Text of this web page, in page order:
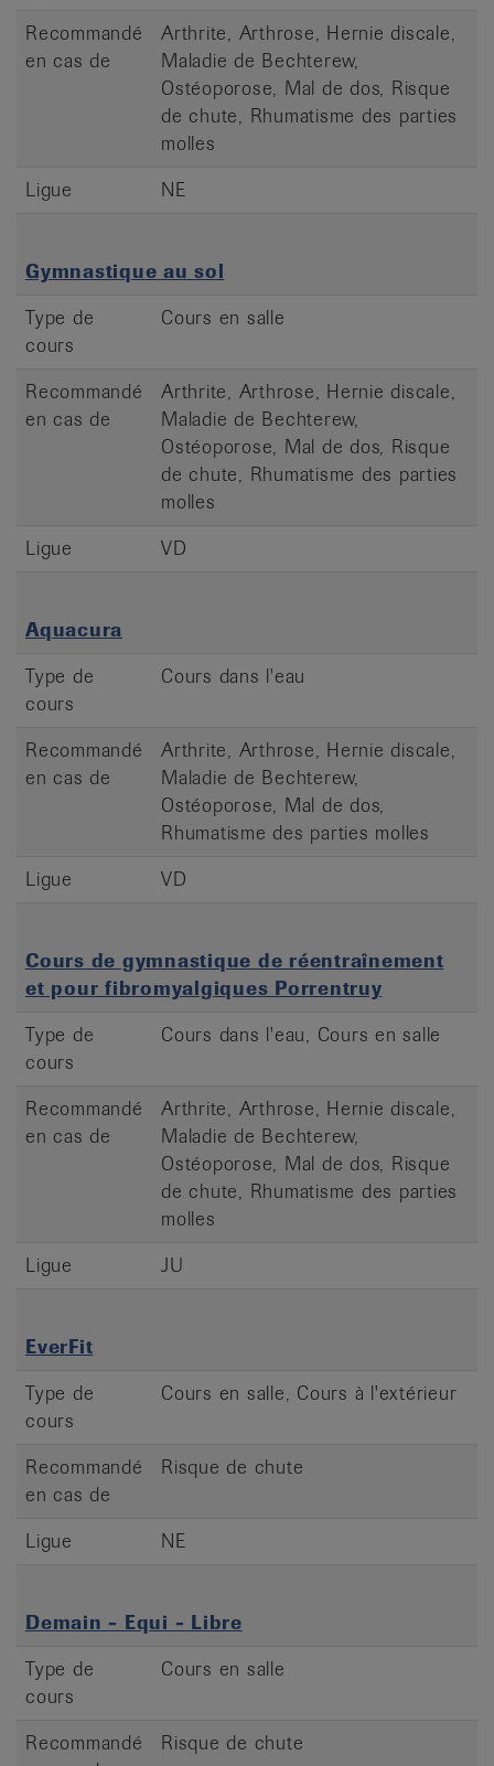
Recommandé
en cas de
Arthrite, Arthrose, Hernie discale,
Maladie de Bechterew,
Ostéoporose, Mal de dos, Risque
de chute, Rhumatisme des parties
molles
Ligue
NE
Gymnastique au sol
Type de
cours
Cours en salle
Recommandé
en cas de
Arthrite, Arthrose, Hernie discale,
Maladie de Bechterew,
Ostéoporose, Mal de dos, Risque
de chute, Rhumatisme des parties
molles
Ligue
VD
Aquacura
Type de
cours
Cours dans l'eau
Recommandé
en cas de
Arthrite, Arthrose, Hernie discale,
Maladie de Bechterew,
Ostéoporose, Mal de dos,
Rhumatisme des parties molles
Ligue
VD
Cours de gymnastique de réentraînement
et pour fibromyalgiques Porrentruy
Type de
cours
Cours dans l'eau, Cours en salle
Recommandé
en cas de
Arthrite, Arthrose, Hernie discale,
Maladie de Bechterew,
Ostéoporose, Mal de dos, Risque
de chute, Rhumatisme des parties
molles
Ligue
JU
EverFit
Type de
cours
Cours en salle, Cours à l'extérieur
Recommandé
en cas de
Risque de chute
Ligue NE
Demain - Equi - Libre
Type de
cours
Cours en salle
Recommandé
Risque de chute